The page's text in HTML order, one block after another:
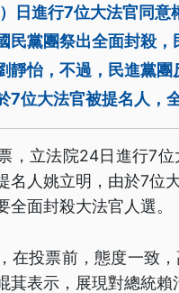
日進行7位大法官同
民黨團祭出全面封殺
靜怡，不過，民進黨
7位大法官被提名人，
，立法院24日進行7
名人姚立明，由於7位
全面封殺大法官人選。
在投票前，態度一致
萁表示，展現對總統賴